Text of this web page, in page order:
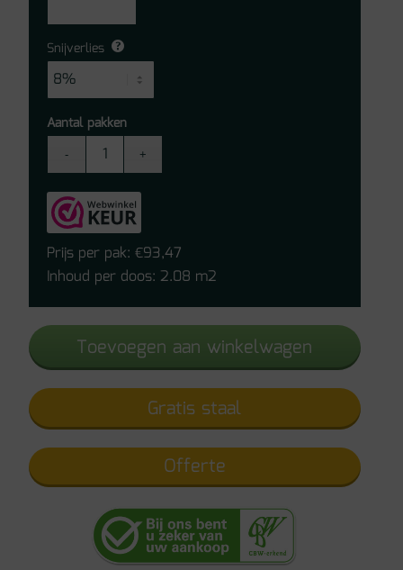
Snijverlies
Aantal pakken
Attico
810
Click
PVC
aantal
Prijs per pak:€93,47
Inhoud per doos: 2.08 m2
Toevoegen aan winkelwagen
Gratis staal
Offerte